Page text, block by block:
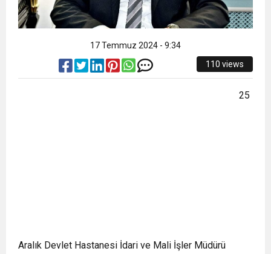
17 Temmuz 2024 - 9:34
110 views
25
Aralık Devlet Hastanesi İdari ve Mali İşler Müdürü